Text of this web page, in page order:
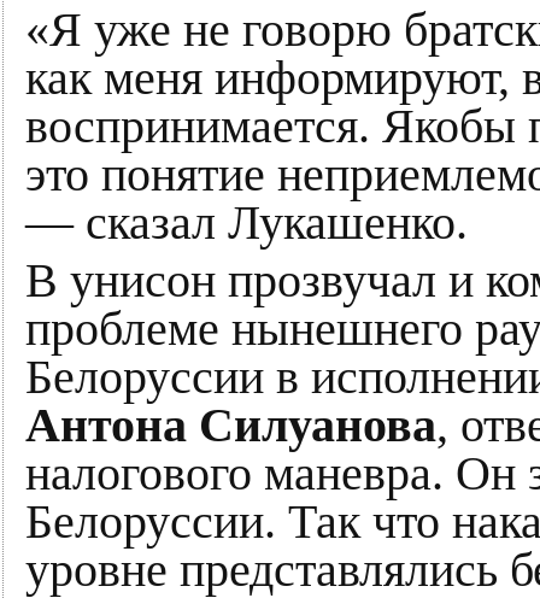
«Я уже не говорю
как меня информируют,
воспринимается.
это понятие
— сказал Лукашенко.
В унисон прозвучал и
проблеме нынешнего
Белоруссии в
Антона Силуанова,
налогового маневра. Он
Белоруссии. Так что
уровне представлялись